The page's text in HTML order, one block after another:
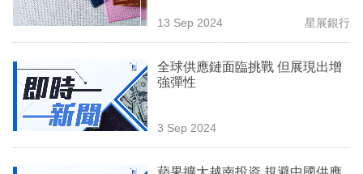
閱
13 Sep 2024 星展銀行
全球供應鏈面臨挑戰 但展現出增
強彈性
3 Sep 2024